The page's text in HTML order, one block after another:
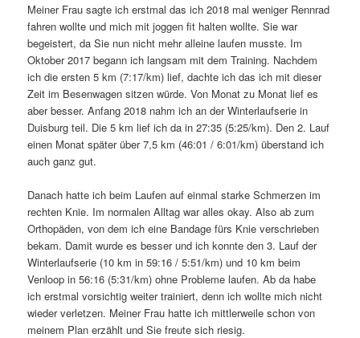
Meiner Frau sagte ich erstmal das ich 2018 mal weniger Rennrad
fahren wollte und mich mit joggen fit halten wollte. Sie war
begeistert, da Sie nun nicht mehr alleine laufen musste. Im
Oktober 2017 begann ich langsam mit dem Training. Nachdem
ich die ersten 5 km (7:17/km) lief, dachte ich das ich mit dieser
Zeit im Besenwagen sitzen würde. Von Monat zu Monat lief es
aber besser. Anfang 2018 nahm ich an der Winterlaufserie in
Duisburg teil. Die 5 km lief ich da in 27:35 (5:25/km). Den 2. Lauf
einen Monat später über 7,5 km (46:01 / 6:01/km) überstand ich
auch ganz gut.
Danach hatte ich beim Laufen auf einmal starke Schmerzen im
rechten Knie. Im normalen Alltag war alles okay. Also ab zum
Orthopäden, von dem ich eine Bandage fürs Knie verschrieben
bekam. Damit wurde es besser und ich konnte den 3. Lauf der
Winterlaufserie (10 km in 59:16 / 5:51/km) und 10 km beim
Venloop in 56:16 (5:31/km) ohne Probleme laufen. Ab da habe
ich erstmal vorsichtig weiter trainiert, denn ich wollte mich nicht
wieder verletzen. Meiner Frau hatte ich mittlerweile schon von
meinem Plan erzählt und Sie freute sich riesig.